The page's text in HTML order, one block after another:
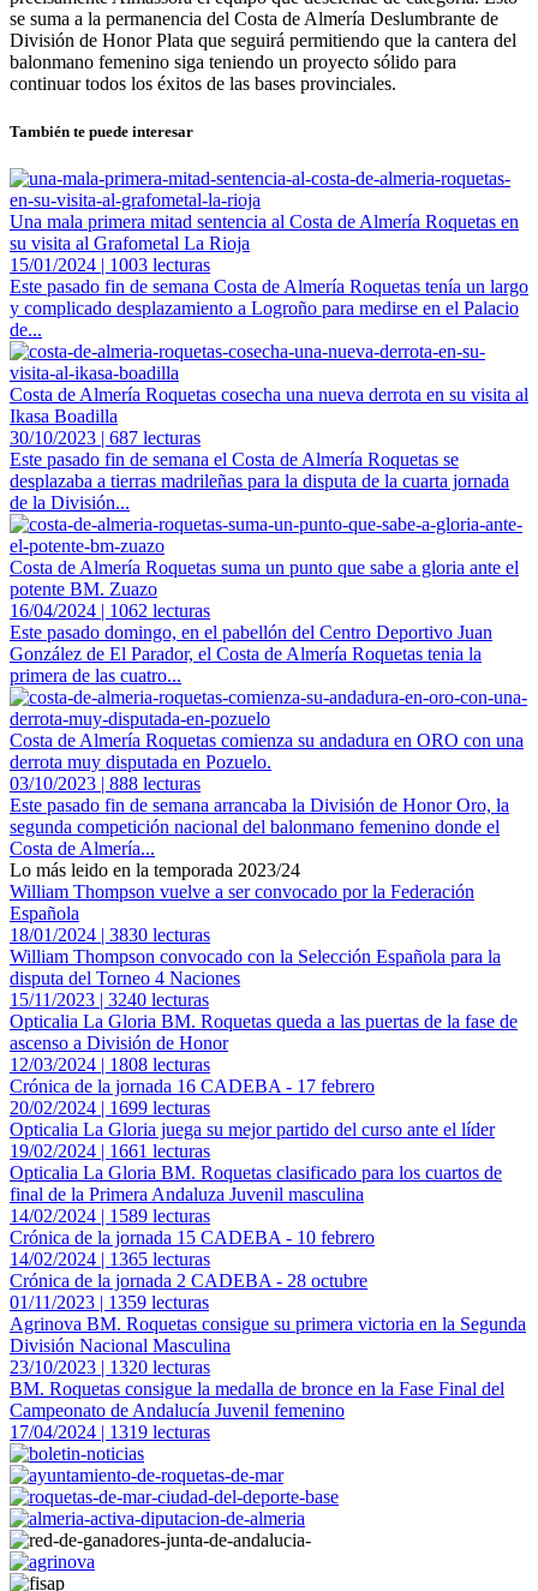
se suma a la permanencia del Costa de Almería Deslumbrante de
División de Honor Plata que seguirá permitiendo que la cantera del
balonmano femenino siga teniendo un proyecto sólido para
continuar todos los éxitos de las bases provinciales.
También te puede interesar
Una mala primera mitad sentencia al Costa de Almería Roquetas en
su visita al Grafometal La Rioja
15/01/2024 | 1003 lecturas
Este pasado fin de semana Costa de Almería Roquetas tenía un largo
y complicado desplazamiento a Logroño para medirse en el Palacio
de...
Costa de Almería Roquetas cosecha una nueva derrota en su visita al
Ikasa Boadilla
30/10/2023 | 687 lecturas
Este pasado fin de semana el Costa de Almería Roquetas se
desplazaba a tierras madrileñas para la disputa de la cuarta jornada
de la División...
Costa de Almería Roquetas suma un punto que sabe a gloria ante el
potente BM. Zuazo
16/04/2024 | 1062 lecturas
Este pasado domingo, en el pabellón del Centro Deportivo Juan
González de El Parador, el Costa de Almería Roquetas tenia la
primera de las cuatro...
Costa de Almería Roquetas comienza su andadura en ORO con una
derrota muy disputada en Pozuelo.
03/10/2023 | 888 lecturas
Este pasado fin de semana arrancaba la División de Honor Oro, la
segunda competición nacional del balonmano femenino donde el
Costa de Almería...
Lo más leido en la temporada 2023/24
William Thompson vuelve a ser convocado por la Federación
Española
18/01/2024 | 3830 lecturas
William Thompson convocado con la Selección Española para la
disputa del Torneo 4 Naciones
15/11/2023 | 3240 lecturas
Opticalia La Gloria BM. Roquetas queda a las puertas de la fase de
ascenso a División de Honor
12/03/2024 | 1808 lecturas
Crónica de la jornada 16 CADEBA - 17 febrero
20/02/2024 | 1699 lecturas
Opticalia La Gloria juega su mejor partido del curso ante el líder
19/02/2024 | 1661 lecturas
Opticalia La Gloria BM. Roquetas clasificado para los cuartos de
final de la Primera Andaluza Juvenil masculina
14/02/2024 | 1589 lecturas
Crónica de la jornada 15 CADEBA - 10 febrero
14/02/2024 | 1365 lecturas
Crónica de la jornada 2 CADEBA - 28 octubre
01/11/2023 | 1359 lecturas
Agrinova BM. Roquetas consigue su primera victoria en la Segunda
División Nacional Masculina
23/10/2023 | 1320 lecturas
BM. Roquetas consigue la medalla de bronce en la Fase Final del
Campeonato de Andalucía Juvenil femenino
17/04/2024 | 1319 lecturas